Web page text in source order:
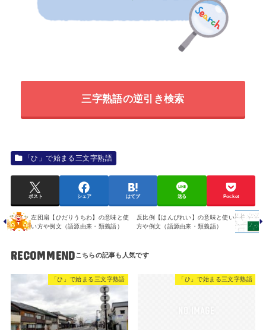
三字熟語の逆引き検索
「ひ」で始まる三文字熟語
ポスト シェア はてブ 送る Pocket
左団扇【ひだりうちわ】の意味と使
い方や例文（語源由来・類義語）
反比例【はんぴれい】の意味と使い
方や例文（語源由来・類義語）
RECOMMEND
「ひ」で始まる三文字熟語 「ひ」で始まる三文字熟語